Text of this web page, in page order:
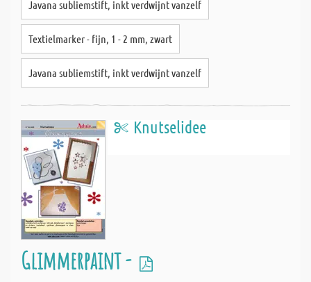
Javana subliemstift, inkt verdwijnt vanzelf
Textielmarker - fijn, 1 - 2 mm, zwart
Javana subliemstift, inkt verdwijnt vanzelf
Knutselidee
Glimmerpaint -